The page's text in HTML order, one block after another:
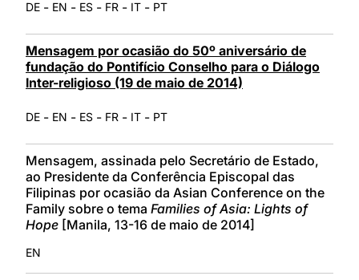
DE - EN - ES - FR - IT - PT
Mensagem por ocasião do 50º aniversário de
fundação do Pontifício Conselho para o Diálogo
Inter-religioso (19 de maio de 2014)
DE - EN - ES - FR - IT - PT
Mensagem, assinada pelo Secretário de Estado,
ao Presidente da Conferência Episcopal das
Filipinas por ocasião da Asian Conference on the
Family sobre o tema Families of Asia: Lights of
Hope [Manila, 13-16 de maio de 2014]
EN